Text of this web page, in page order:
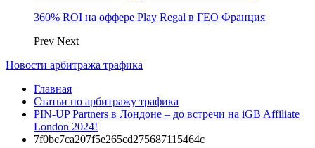
360% ROI на оффере Play Regal в ГЕО Франция
Prev Next
Новости арбитража трафика
Главная
Статьи по арбитражу трафика
PIN-UP Partners в Лондоне – до встречи на iGB Affiliate
London 2024!
7f0bc7ca207f5e265cd275687115464c